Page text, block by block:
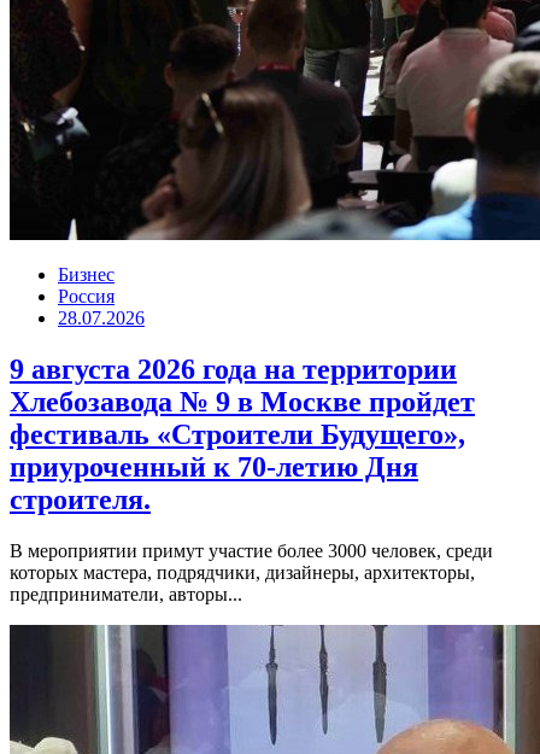
Бизнес
Россия
28.07.2026
9 августа 2026 года на территории
Хлебозавода № 9 в Москве пройдет
фестиваль «Строители Будущего»,
приуроченный к 70-летию Дня
строителя.
В мероприятии примут участие более 3000 человек, среди
которых мастера, подрядчики, дизайнеры, архитекторы,
предприниматели, авторы...